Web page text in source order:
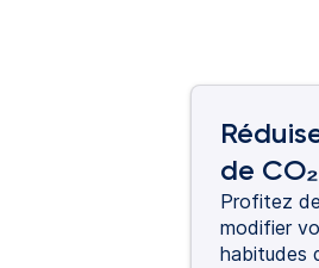
de
Profitez
modifier
habitudes